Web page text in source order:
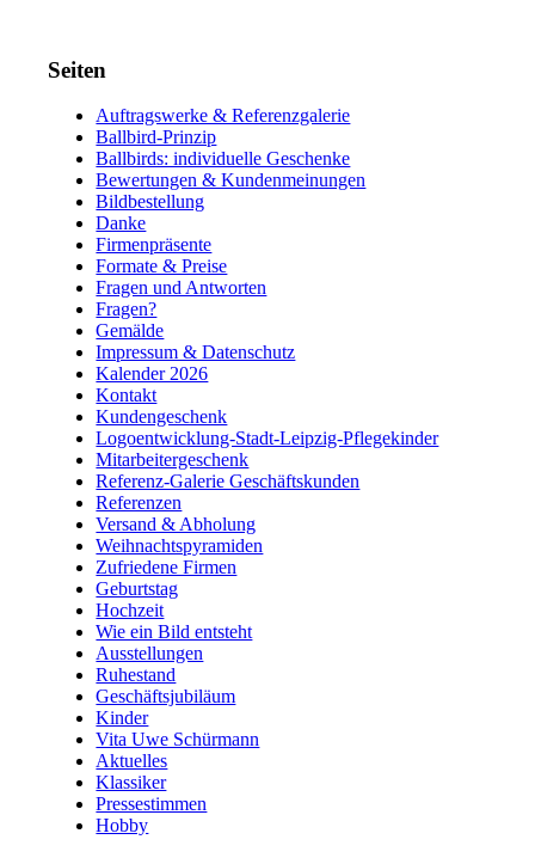
Seiten
Auftragswerke & Referenzgalerie
Ballbird-Prinzip
Ballbirds: individuelle Geschenke
Bewertungen & Kundenmeinungen
Bildbestellung
Danke
Firmenpräsente
Formate & Preise
Fragen und Antworten
Fragen?
Gemälde
Impressum & Datenschutz
Kalender 2026
Kontakt
Kundengeschenk
Logoentwicklung-Stadt-Leipzig-Pflegekinder
Mitarbeitergeschenk
Referenz-Galerie Geschäftskunden
Referenzen
Versand & Abholung
Weihnachtspyramiden
Zufriedene Firmen
Geburtstag
Hochzeit
Wie ein Bild entsteht
Ausstellungen
Ruhestand
Geschäftsjubiläum
Kinder
Vita Uwe Schürmann
Aktuelles
Klassiker
Pressestimmen
Hobby